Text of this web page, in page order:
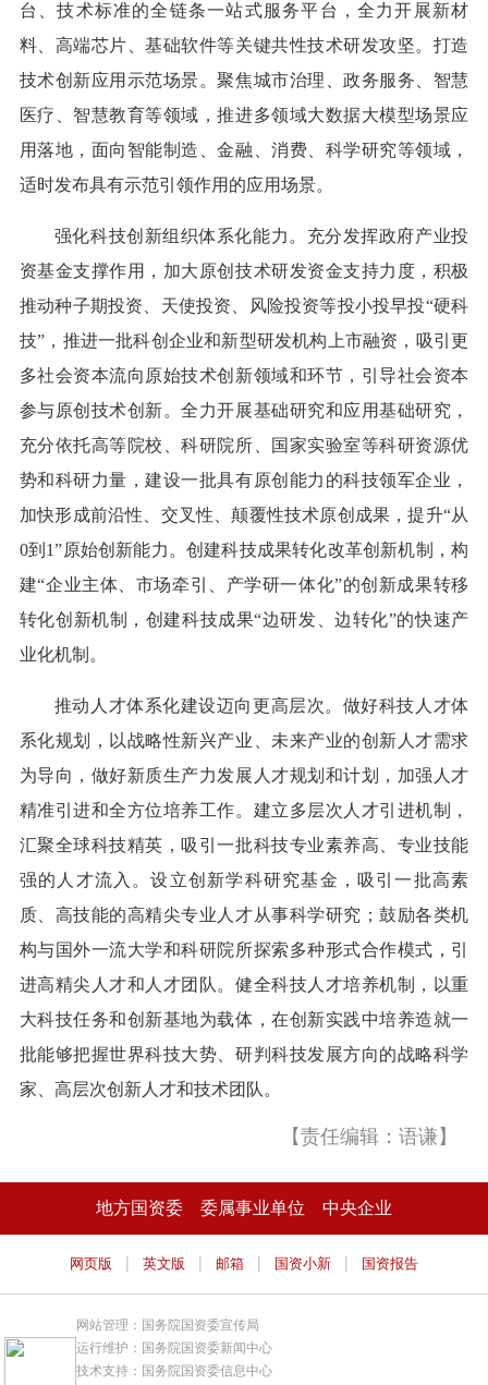
台、技术标准的全链条一站式服务平台，全力开展新材
料、高端芯片、基础软件等关键共性技术研发攻坚。打造
技术创新应用示范场景。聚焦城市治理、政务服务、智慧
医疗、智慧教育等领域，推进多领域大数据大模型场景应
用落地，面向智能制造、金融、消费、科学研究等领域，
适时发布具有示范引领作用的应用场景。
强化科技创新组织体系化能力。充分发挥政府产业投
资基金支撑作用，加大原创技术研发资金支持力度，积极
推动种子期投资、天使投资、风险投资等投小投早投“硬科
技”，推进一批科创企业和新型研发机构上市融资，吸引更
多社会资本流向原始技术创新领域和环节，引导社会资本
参与原创技术创新。全力开展基础研究和应用基础研究，
充分依托高等院校、科研院所、国家实验室等科研资源优
势和科研力量，建设一批具有原创能力的科技领军企业，
加快形成前沿性、交叉性、颠覆性技术原创成果，提升“从
0到1”原始创新能力。创建科技成果转化改革创新机制，构
建“企业主体、市场牵引、产学研一体化”的创新成果转移
转化创新机制，创建科技成果“边研发、边转化”的快速产
业化机制。
推动人才体系化建设迈向更高层次。做好科技人才体
系化规划，以战略性新兴产业、未来产业的创新人才需求
为导向，做好新质生产力发展人才规划和计划，加强人才
精准引进和全方位培养工作。建立多层次人才引进机制，
汇聚全球科技精英，吸引一批科技专业素养高、专业技能
强的人才流入。设立创新学科研究基金，吸引一批高素
质、高技能的高精尖专业人才从事科学研究；鼓励各类机
构与国外一流大学和科研院所探索多种形式合作模式，引
进高精尖人才和人才团队。健全科技人才培养机制，以重
大科技任务和创新基地为载体，在创新实践中培养造就一
批能够把握世界科技大势、研判科技发展方向的战略科学
家、高层次创新人才和技术团队。
【责任编辑：语谦】
地方国资委 委属事业单位 中央企业
网页版 | 英文版 | 邮箱 | 国资小新 | 国资报告
网站管理：国务院国资委宣传局
运行维护：国务院国资委新闻中心
技术支持：国务院国资委信息中心